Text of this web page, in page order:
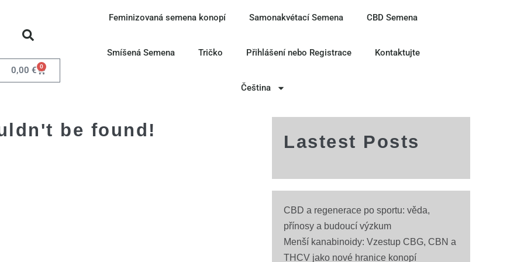
0,00 € 0
Feminizovaná semena konopí Samonakvétací Semena CBD Semena
Smíšená Semena Tričko Přihlášení nebo Registrace Kontaktujte
Čeština
be found!
Lastest Posts
CBD a regenerace po sportu: věda,
přínosy a budoucí výzkum
Menší kanabinoidy: Vzestup CBG, CBN a
THCV jako nové hranice konopí